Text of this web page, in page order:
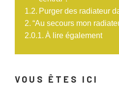
Purger des radiateur
“Au secours mon
À lire également
VOUS ÊTES ICI